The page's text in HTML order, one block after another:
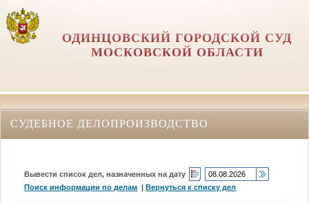
ОДИНЦОВСКИЙ ГОРОДСКОЙ СУД
МОСКОВСКОЙ ОБЛАСТИ
СУДЕБНОЕ ДЕЛОПРОИЗВОДСТВО
Вывести список дел, назначенных на дату
Поиск информации по делам |Вернуться к списку дел